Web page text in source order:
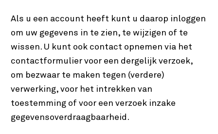
Als u een account heeft kunt u daarop inloggen
om uw gegevens in te zien, te wijzigen of te
wissen. U kunt ook contact opnemen via het
contactformulier voor een dergelijk verzoek,
om bezwaar te maken tegen (verdere)
verwerking, voor het intrekken van
toestemming of voor een verzoek inzake
gegevensoverdraagbaarheid.